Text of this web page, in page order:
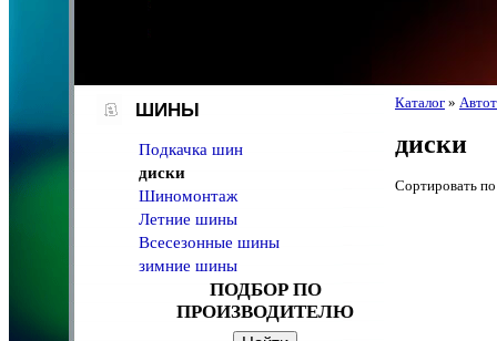
ШИНЫ
Подкачка шин
диски
Шиномонтаж
Летние шины
Всесезонные шины
зимние шины
ПОДБОР ПО
ПРОИЗВОДИТЕЛЮ
Каталог »
диски
Сортировать